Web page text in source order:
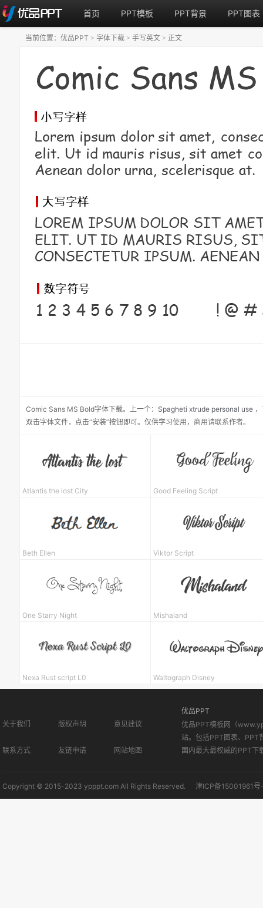
首页 PPT模板 PPT背景 PPT图表
Comic Sans MS Bold字体下载。 上一个： Spagheti xtrude personal use ，
双击字体文件，点击“安装”按钮即可。仅供学习使用，商用请联系作者。
当前位置： 优品PPT > 字体下载 > 手写英文 > 正文
Atlantis the lost City Good Feeling Script
Beth Ellen Viktor Script
One Starry Night Mishaland
Nexa Rust script L0 Waltograph Disney
关于我们 版权声明 意见建议
联系方式 友链申请 网站地图
优品PPT
优品PPT模板网（
站。包括PPT图表、PPT
国内最大最权威的PPT下
Copyright © 2015-2023 ypppt.com All Rights Reserved. 津ICP备15001961号